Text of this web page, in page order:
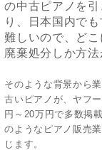
の中古ピアノを
り、日本国内で
難しいので、どこ
廃棄処分しか方法
そのような背景から
古いピアノが、ヤフ
円～20万円で多数掲
のようなピアノ販売
じます。